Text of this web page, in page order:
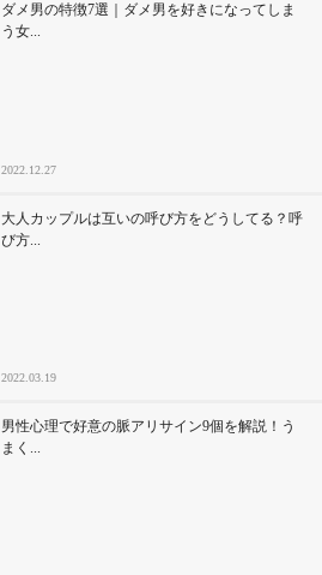
ダメ男の特徴7選｜ダメ男を好きになってしま
う女...
2022.12.27
大人カップルは互いの呼び方をどうしてる？呼
び方...
2022.03.19
男性心理で好意の脈アリサイン9個を解説！う
まく...